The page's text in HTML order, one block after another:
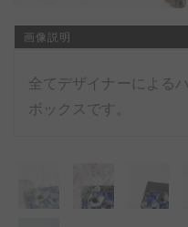
画像説明
全てデザイナーによる
ボックスです。